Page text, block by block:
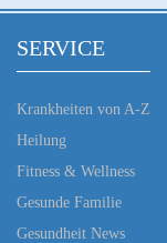
SERVICE
Krankheiten von A-Z
Heilung
Fitness & Wellness
Gesunde Familie
Gesundheit News